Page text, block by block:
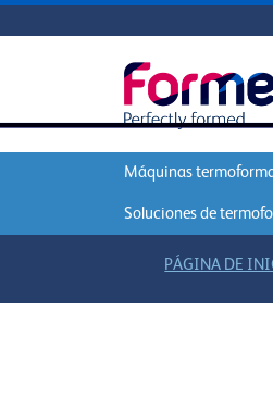
Máquinas
Soluciones de
PÁGINA DE